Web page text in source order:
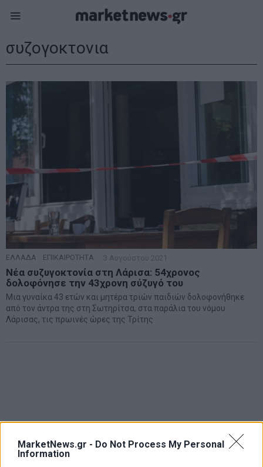
MarketNews.gr - Do Not Process My Personal
Information
συζογοκτονια
ΕΛΛΑΔΑ ΕΠΙΚΑΙΡΟΤΗΤΑ 3 Αυγούστου 2021
Νέα συζυγοκτονία στη Λάρισα: 54χρονος
δολοφόνησε την 43χρονη σύζυγό του
Μια γυναίκα 43 ετών και μητέρα τριών παιδιών δολοφονήθηκε
από τον άντρα της στη Σωτηρίτσα, στα παράλια του νόμου
Λάρισας, τις πρωινές ώρες της Τρίτης